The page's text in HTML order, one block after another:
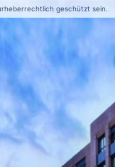
geschützt sein.